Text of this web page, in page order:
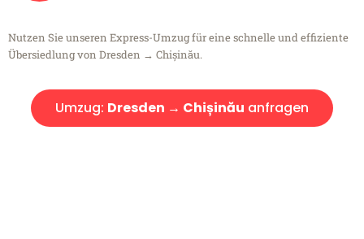
Nutzen Sie unseren Express-Umzug für eine schnelle und effiziente
Übersiedlung von Dresden → Chișinău.
Umzug: Dresden → Chișinău anfragen